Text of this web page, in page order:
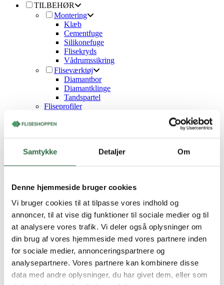
Samtykke Detaljer Om
Denne hjemmeside bruger cookies
Vi bruger cookies til at tilpasse vores indhold og
annoncer, til at vise dig funktioner til sociale medier og til
at analysere vores trafik. Vi deler også oplysninger om
din brug af vores hjemmeside med vores partnere inden
for sociale medier, annonceringspartnere og
analysepartnere. Vores partnere kan kombinere disse
data med andre oplysninger, du har givet dem, eller som
TILBEHØR
Montering
Klæb
Cementfuge
Silikonefuge
Flisekryds
Vådrumssikring
Fliseværktøj
Diamantbor
Diamantklinge
Tandspartel
Fliseprofiler
Fliseprøver
Farver
Når du starter et nyt fliseprojekt, spiller farver en kæmpe rolle.
Farver ændrer hele stemningen i et rum – skabe ro, hygge, friskhed
eller en dæmpet atmosfære. For at gøre det nemmere for dig, har vi
inddelt vores fliser efter farver, så du hurtigt kan finde præcis de
nuancer, du godt kan lide.
Vi tilbyder et bredt udvalg af farverige fliser, så du kan vælge den
nuance og tone, der passer perfekt til din indretning og personlige